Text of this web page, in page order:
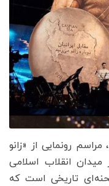
رونمایی از «زانو
میدان انقلاب اسلامی
تاریخی است که